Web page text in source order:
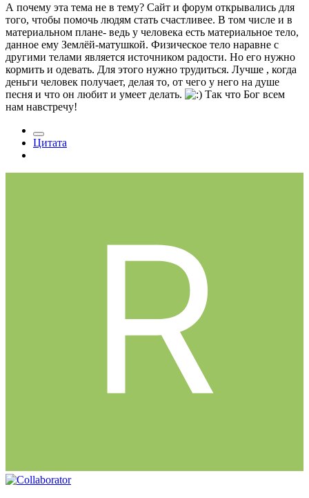
А почему эта тема не в тему? Сайт и форум открывались для
того, чтобы помочь людям стать счастливее. В том числе и в
материальном плане- ведь у человека есть материальное тело,
данное ему Землёй-матушкой. Физическое тело наравне с
другими телами является источником радости. Но его нужно
кормить и одевать. Для этого нужно трудиться. Лучше , когда
деньги человек получает, делая то, от чего у него на душе
песня и что он любит и умеет делать.
Так что Бог всем
нам навстречу!
Цитата